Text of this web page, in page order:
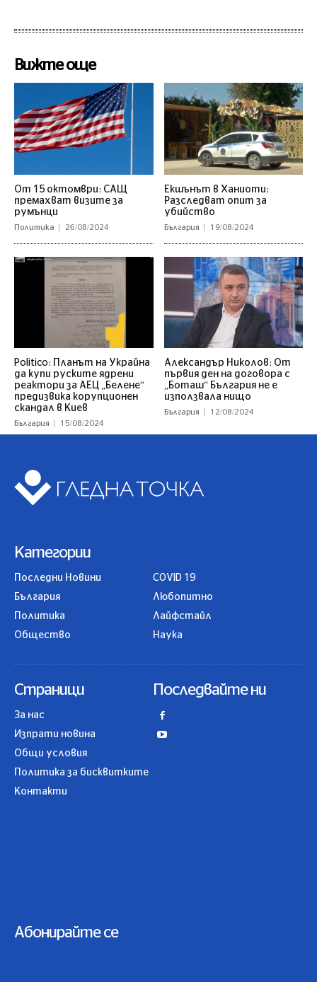
Вижте още
От 15 октомври: САЩ
премахват визите за
румънци
Политика 26/08/2024
Екшънът в Ханиоти:
Разследват опит за
убийство
България 19/08/2024
Politico: Планът на Украйна
да купи руските ядрени
реактори за АЕЦ „Белене“
предизвика корупционен
скандал в Киев
България 15/08/2024
Александър Николов: От
първия ден на договора с
„Боташ“ България не е
използвала нищо
България 12/08/2024
Категории
Последни Новини
България
Политика
Общество
COVID 19
Любопитно
Лайфстайл
Наука
Страници
За нас
Изпрати новина
Общи условия
Политика за бисквитките
Контакти
Последвайте ни
Абонирайте се